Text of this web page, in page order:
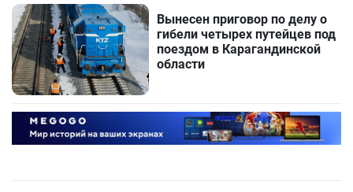
Вынесен приговор по делу о
гибели четырех путейцев под
поездом в Карагандинской
области